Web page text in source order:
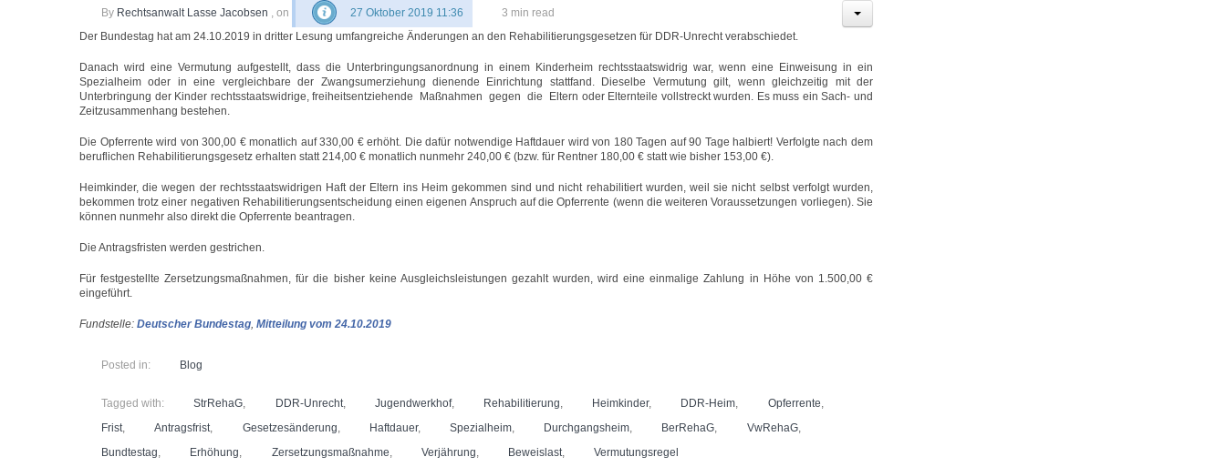
By Rechtsanwalt Lasse Jacobsen , on 27 Oktober 2019 11:36
3 min read
Der Bundestag hat am 24.10.2019 in dritter Lesung umfangreiche Änderungen an den Rehabilitierungsgesetzen für DDR-Unrecht verabschiedet.
Danach wird eine Vermutung aufgestellt, dass die Unterbringungsanordnung in einem Kinderheim rechtsstaatswidrig war, wenn eine Einweisung in ein
Spezialheim oder in eine vergleichbare der Zwangsumerziehung dienende Einrichtung stattfand. Dieselbe Vermutung gilt, wenn gleichzeitig mit der
Unterbringung der Kinder rechtsstaatswidrige, freiheitsentziehende Maßnahmen gegen die Eltern oder Elternteile vollstreckt wurden. Es muss ein Sach- und
Zeitzusammenhang bestehen.
Die Opferrente wird von 300,00 € monatlich auf 330,00 € erhöht. Die dafür notwendige Haftdauer wird von 180 Tagen auf 90 Tage halbiert! Verfolgte nach dem
beruflichen Rehabilitierungsgesetz erhalten statt 214,00 € monatlich nunmehr 240,00 € (bzw. für Rentner 180,00 € statt wie bisher 153,00 €).
Heimkinder, die wegen der rechtsstaatswidrigen Haft der Eltern ins Heim gekommen sind und nicht rehabilitiert wurden, weil sie nicht selbst verfolgt wurden,
bekommen trotz einer negativen Rehabilitierungsentscheidung einen eigenen Anspruch auf die Opferrente (wenn die weiteren Voraussetzungen vorliegen). Sie
können nunmehr also direkt die Opferrente beantragen.
Die Antragsfristen werden gestrichen.
Für festgestellte Zersetzungsmaßnahmen, für die bisher keine Ausgleichsleistungen gezahlt wurden, wird eine einmalige Zahlung in Höhe von 1.500,00 €
eingeführt.
Fundstelle: Deutscher Bundestag, Mitteilung vom 24.10.2019
Posted in: Blog
Tagged with: StrRehaG, DDR-Unrecht, Jugendwerkhof, Rehabilitierung, Heimkinder, DDR-Heim, Opferrente,
Frist, Antragsfrist, Gesetzesänderung, Haftdauer, Spezialheim, Durchgangsheim, BerRehaG, VwRehaG,
Bundtestag, Erhöhung, Zersetzungsmaßnahme, Verjährung, Beweislast, Vermutungsregel